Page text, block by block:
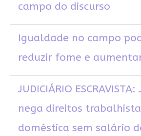
campo do discurso
Igualdade no campo
reduzir fome e
JUDICIÁRIO ESCRAVISTA:
nega direitos
doméstica sem salário